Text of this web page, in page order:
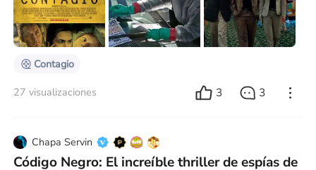
exitoso. En otro momento hizo remakes y secuelas.
En otro momento siguió y siguió haciendo películas,
probablemente con mayor velocidad que casi todo
Contagio
27 visualizaciones 3 3
Chapa Servin
Código Negro: El increíble thriller de espías de